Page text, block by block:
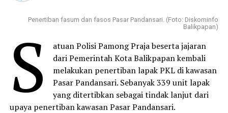
Penertiban fasum dan fasos Pasar Pandansari. (Foto: Diskominfo
Balikpapan)
S
atuan Polisi Pamong Praja beserta jajaran
dari Pemerintah Kota Balikpapan kembali
melakukan penertiban lapak PKL di kawasan
Pasar Pandansari. Sebanyak 339 unit lapak
yang ditertibkan sebagai tindak lanjut dari
upaya penertiban kawasan Pasar Pandansari.